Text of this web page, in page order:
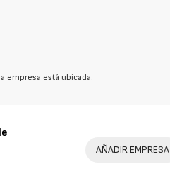
empresa está ubicada.
AÑADIR EMPRESA